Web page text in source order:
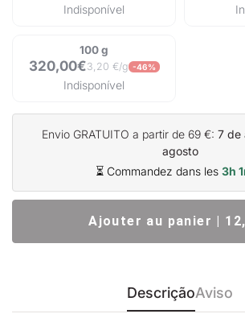
Indisponível
100 g
320,00€3,20 €/g -46%
Indisponível
Envio GRATUITO a partir de 69 €: 7 de
agosto
⏳ Commandez dans les 3h
Ajouter au panier |
DescriçãoAviso